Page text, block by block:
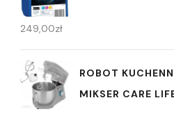
249,00zł
ROBOT
MIKSER CARE